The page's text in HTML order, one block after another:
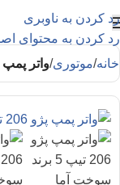
رد کردن به ناوبری
رد کردن به محتوای
خانه موتوری واتر